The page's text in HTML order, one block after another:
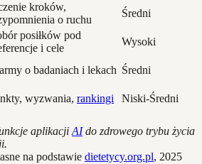
kroków,
o ruchu
Średni
posiłków pod
i cele
Wysoki
o badaniach i lekach Średni
wyzwania, rankingi Niski-Średni
aplikacji AIdo zdrowego trybu życia
na podstawie dietetycy.org.pl, 2025